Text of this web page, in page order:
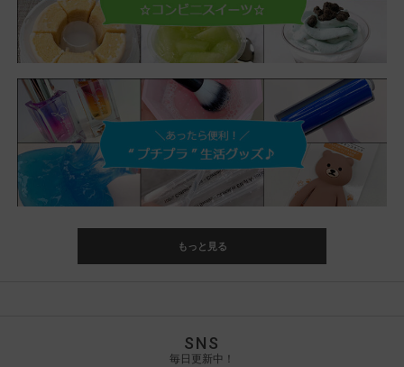
もっと見る
SNS
毎日更新中！